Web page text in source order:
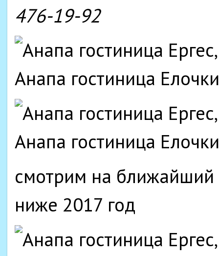
476-19-92
смотрим на ближайший
ниже 2017 год